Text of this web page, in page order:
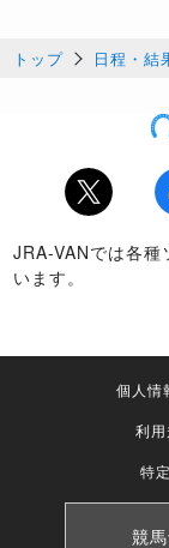
トップ 日程・結
Twitter
JRA-VANでは各種
います。
個人情
利
特
競